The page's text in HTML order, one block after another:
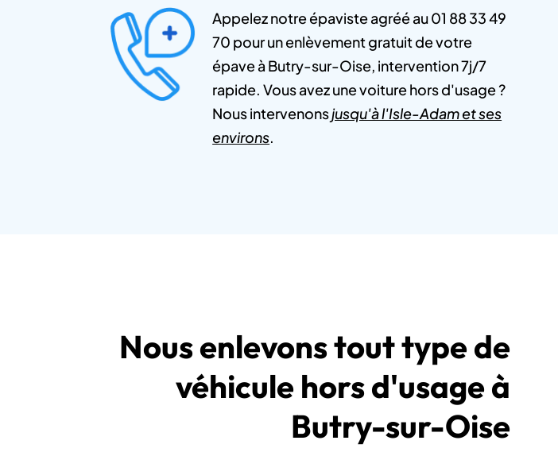
Appelez notre épaviste agréé au 01 88 33 49
70 pour un enlèvement gratuit de votre
épave à Butry-sur-Oise, intervention 7j/7
rapide. Vous avez une voiture hors d'usage ?
Nous intervenonsjusqu'à l'Isle-Adam et ses
environs.
Nous enlevons tout type de
véhicule hors d'usage à
Butry-sur-Oise